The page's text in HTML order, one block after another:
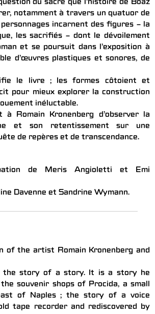
du sacré que l’histoire de Boaz
notamment à travers un quatuor de
personnages incarnent des figures – la
les sacrifiés – dont le dévoilement
et se poursuit dans l’exposition à
d’œuvres plastiques et sonores, de
le livre ; les formes côtoient et
pour mieux explorer la construction
inéluctable.
Romain Kronenberg d’observer la
et son retentissement sur une
de repères et de transcendance.
de Meris Angioletti et Emi
Davenne et Sandrine Wymann.
of the artist Romain Kronenberg and
the story of a story. It is a story he
souvenir shops of Procida, a small
of Naples ; the story of a voice
tape recorder and rediscovered by